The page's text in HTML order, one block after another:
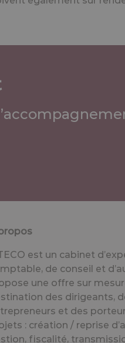
est un cabinet
de conseil et
une offre sur
des dirigeants,
et des
: création / reprise
fiscalité,